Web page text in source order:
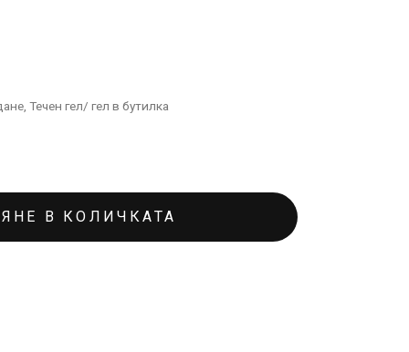
Течен гел/ гел в бутилка
В КОЛИЧКАТА